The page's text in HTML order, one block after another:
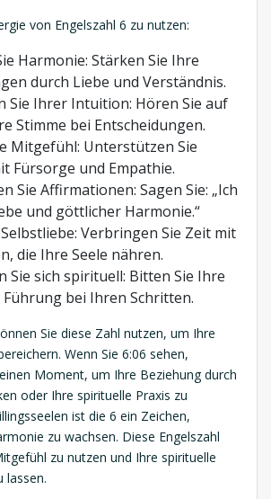
von Engelszahl 6 zu nutzen:
Harmonie: Stärken Sie Ihre
durch Liebe und Verständnis.
Sie Ihrer Intuition: Hören Sie auf
Stimme bei Entscheidungen.
Mitgefühl: Unterstützen Sie
Fürsorge und Empathie.
Sie Affirmationen: Sagen Sie: „Ich
und göttlicher Harmonie.“
Verbringen Sie Zeit mit
die Ihre Seele nähren.
Sie sich spirituell: Bitten Sie Ihre
Führung bei Ihren Schritten.
Sie diese Zahl nutzen, um Ihre
Wenn Sie 6:06 sehen,
Moment, um Ihre Beziehung durch
oder Ihre spirituelle Praxis zu
ist die 6 ein Zeichen,
zu wachsen. Diese Engelszahl
zu nutzen und Ihre spirituelle
lassen.